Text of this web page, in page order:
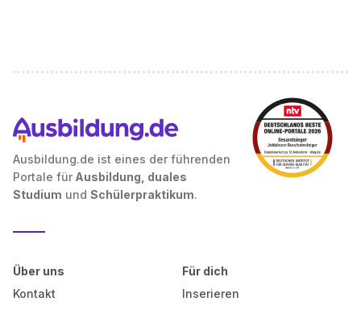
Ausbildung.de ist eines der führenden
Portale für Ausbildung, duales
Studium und Schülerpraktikum.
Über uns
Kontakt
Für dich
Inserieren